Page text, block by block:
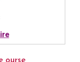
ourse